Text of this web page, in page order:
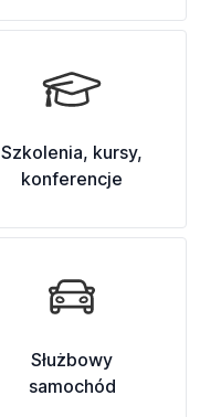
Szkolenia, kursy,
konferencje
Służbowy
samochód